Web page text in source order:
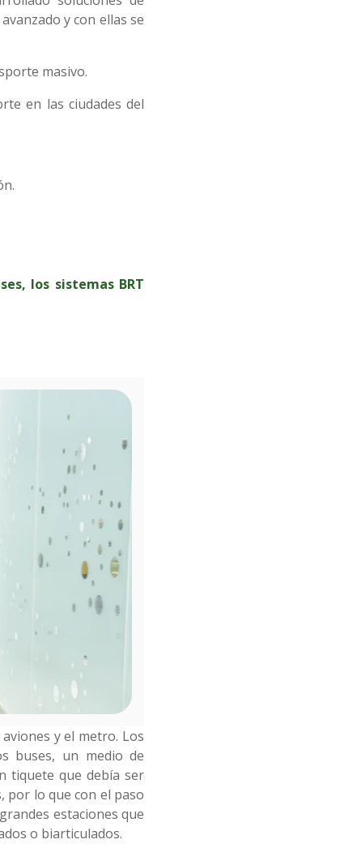
y con ellas se
masivo.
en las ciudades del
los sistemas BRT
y el metro. Los
buses, un medio de
tiquete que debía ser
por lo que con el paso
estaciones que
o biarticulados.